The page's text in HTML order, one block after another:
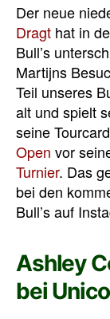
Der neue
Dragt hat in
Bull’s
Martijns
Teil unseres
alt und spielt
seine
Open vor
Turnier. Das
bei den
Bull’s auf
Ashley
bei